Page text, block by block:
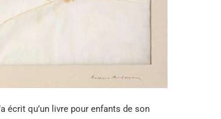
écrit qu’un livre pour enfants de son